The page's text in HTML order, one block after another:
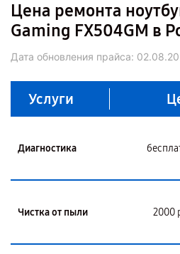
Цена ремонта
Gaming FX504GM в
Дата обновления прайса:
Услуги
Диагностика
Чистка от пыли 2000